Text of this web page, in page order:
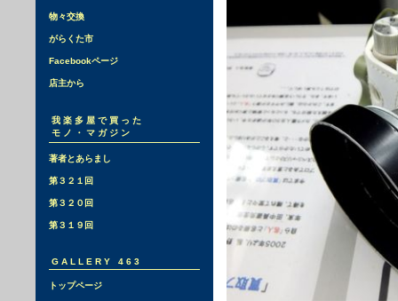
物々交換
がらくた市
Facebookページ
店主から
我楽多屋で買った
モノ・マガジン
著者とあらまし
第３２１回
第３２０回
第３１９回
GALLERY 463
トップページ